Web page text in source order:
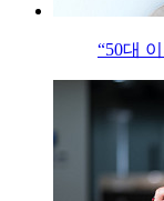
“50대